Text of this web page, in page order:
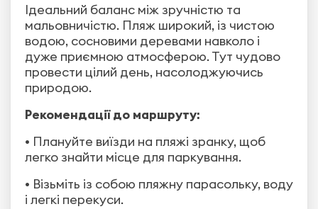
Ідеальний баланс між зручністю та
мальовничістю. Пляж широкий, із чистою
водою, сосновими деревами навколо і
дуже приємною атмосферою. Тут чудово
провести цілий день, насолоджуючись
природою.
Рекомендації до маршруту:
• Плануйте виїзди на пляжі зранку, щоб
легко знайти місце для паркування.
• Візьміть із собою пляжну парасольку, воду
і легкі перекуси.